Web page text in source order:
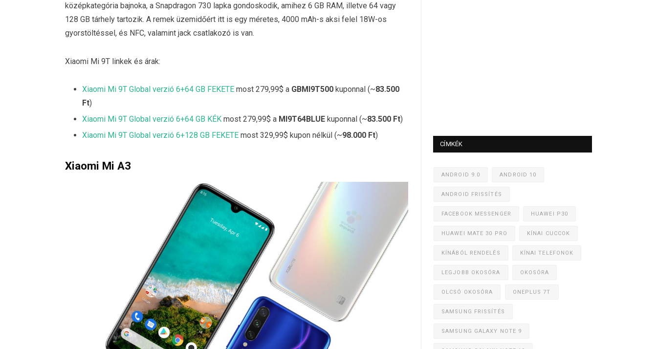
középkategória bajnoka, a Snapdragon 730 lapka gondoskodik, amihez 6 GB RAM, illetve 64 vagy
128 GB tárhely tartozik. A remek üzemidőért itt is egy méretes, 4000 mAh-s aksi felel 18W-os
gyorstöltéssel, és NFC, valamint jack csatlakozó is van.
Xiaomi Mi 9T linkek és árak:
Xiaomi Mi 9T Global verzió 6+64 GB FEKETE most 279,99$ a GBMI9T500 kuponnal (~83.500
Ft)
Xiaomi Mi 9T Global verzió 6+64 GB KÉK most 279,99$ a MI9T64BLUE kuponnal (~83.500 Ft)
Xiaomi Mi 9T Global verzió 6+128 GB FEKETE most 329,99$ kupon nélkül (~98.000 Ft)
Xiaomi Mi A3
CÍMKÉK
ANDROID 9.0 ANDROID 10
ANDROID FRISSÍTÉS
FACEBOOK MESSENGER HUAWEI P30
HUAWEI MATE 30 PRO KÍNAI CUCCOK
KÍNÁBÓL RENDELÉS KÍNAI TELEFONOK
LEGJOBB OKOSÓRA OKOSÓRA
OLCSÓ OKOSÓRA ONEPLUS 7T
SAMSUNG FRISSÍTÉS
SAMSUNG GALAXY NOTE 9